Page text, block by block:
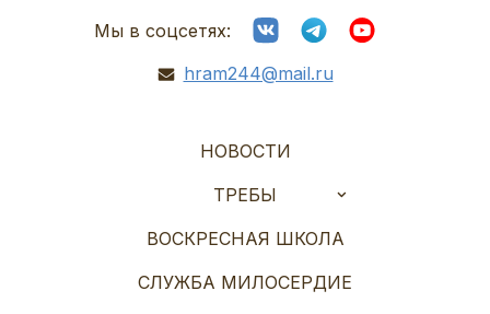
Мы в соцсетях:
hram244@mail.ru
НОВОСТИ
ТРЕБЫ
ВОСКРЕСНАЯ ШКОЛА
СЛУЖБА МИЛОСЕРДИЕ